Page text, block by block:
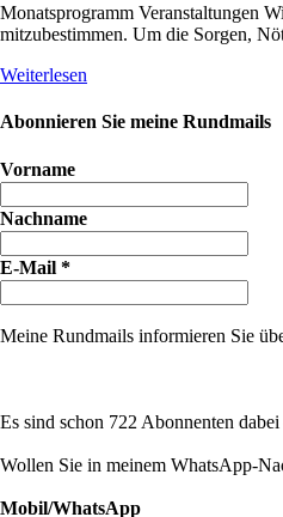
Monatsprogramm Veranstaltungen
mitzubestimmen. Um die Sorgen,
Weiterlesen
Abonnieren Sie meine Rundmails
Vorname
Nachname
E-Mail *
Meine Rundmails informieren Sie
Es sind schon 722 Abonnenten
Wollen Sie in meinem WhatsApp-
Mobil/WhatsApp